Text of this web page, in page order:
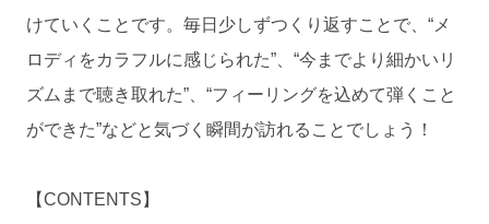
けていくことです。毎日少しずつくり返すことで、“メ
ロディをカラフルに感じられた”、“今までより細かいリ
ズムまで聴き取れた”、“フィーリングを込めて弾くこと
ができた”などと気づく瞬間が訪れることでしょう！
【CONTENTS】